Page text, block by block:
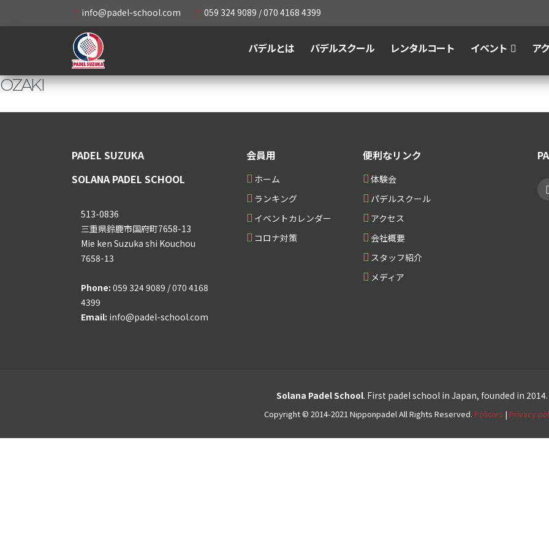
info@padel-school.com 059 324 9089 / 070 4168 4399
パデルとは パデルスクール レンタルコート イベント ア
OZAKI
PADEL SUZUKA
SOLANA PADEL SCHOOL
513-0836
三重県鈴鹿市国府町7658-13
Mie ken Suzuka shi Kouchou
7658-13
Phone: 059 324 9089 / 070 4168
4399
Email: info@padel-school.com
会員用
ホーム
ランキング
イベントカレンダー
コロナ対策
便利なリンク
体験会
パデルスクール
アクセス
会社概要
スタッフ紹介
メディア
Solana Padel School. First padel school in Japan, founded in 2014.
Copyright © 2014-2021 Nipponpadel All Rights Reserved. Policies | Privacy